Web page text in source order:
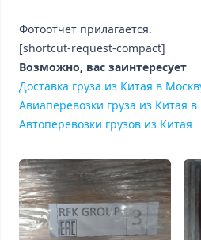
Фотоотчет прилагается.
[shortcut-request-compact]
Возможно, вас заинтересует
Доставка груза из Китая в
Авиаперевозки груза из Китая
Автоперевозки грузов из Китая